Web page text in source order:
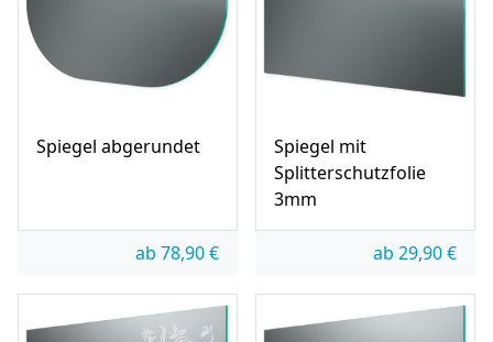
Spiegel abgerundet
ab 78,90€
Spiegel mit
Splitterschutzfolie
3mm
ab 29,90€